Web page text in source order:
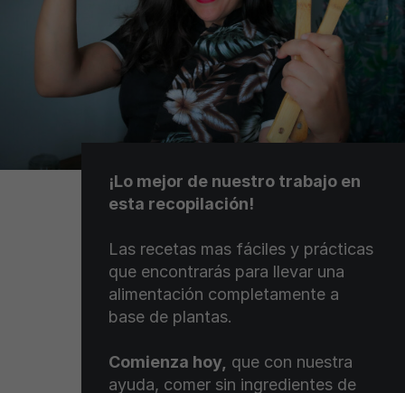
¡Lo mejor de nuestro trabajo en
esta recopilación!
Las recetas mas fáciles y prácticas
que encontrarás para llevar una
alimentación completamente a
base de plantas.
Comienza hoy, que con nuestra
ayuda, comer sin ingredientes de